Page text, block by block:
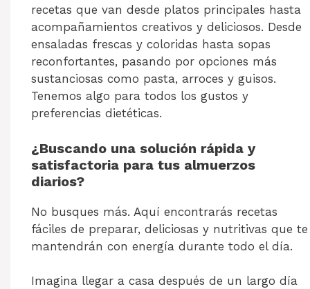
recetas que van desde platos principales hasta
acompañamientos creativos y deliciosos. Desde
ensaladas frescas y coloridas hasta sopas
reconfortantes, pasando por opciones más
sustanciosas como pasta, arroces y guisos.
Tenemos algo para todos los gustos y
preferencias dietéticas.
¿Buscando una solución rápida y
satisfactoria para tus almuerzos
diarios?
No busques más. Aquí encontrarás recetas
fáciles de preparar, deliciosas y nutritivas que te
mantendrán con energía durante todo el día.
Imagina llegar a casa después de un largo día